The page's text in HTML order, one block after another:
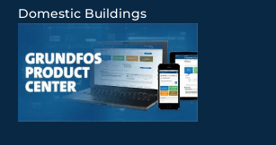
Domestic Buildings